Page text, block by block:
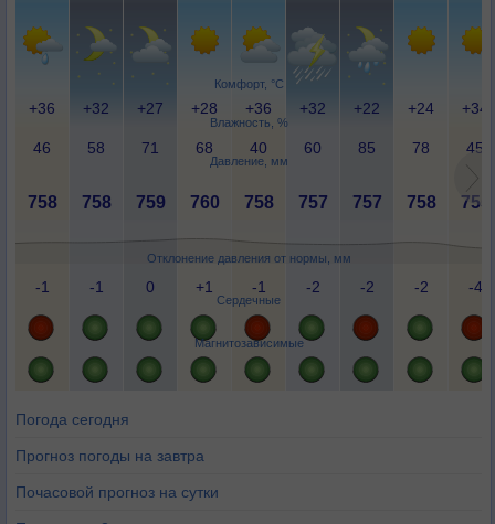
Комфорт, °C
Влажность, %
Давление, мм
Отклонение давления от нормы, мм
Сердечные
Магнитозависимые
+36 +32 +27 +28 +36 +32 +22 +24 +34
46 58 71 68 40 60 85 78 45
758 758 759 760 758 757 757 758 755
-1 -1 0 +1 -1 -2 -2 -2 -4
Погода сегодня
Прогноз погоды на завтра
Почасовой прогноз на сутки